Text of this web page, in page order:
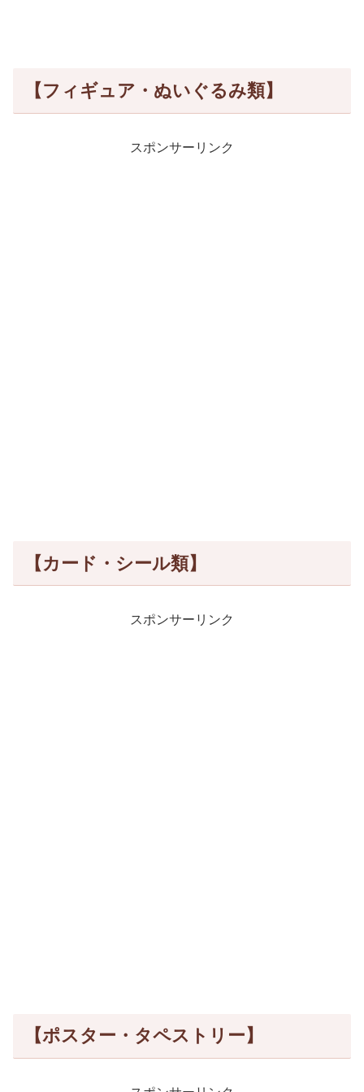
【フィギュア・ぬいぐるみ類】
スポンサーリンク
【カード・シール類】
スポンサーリンク
【ポスター・タペストリー】